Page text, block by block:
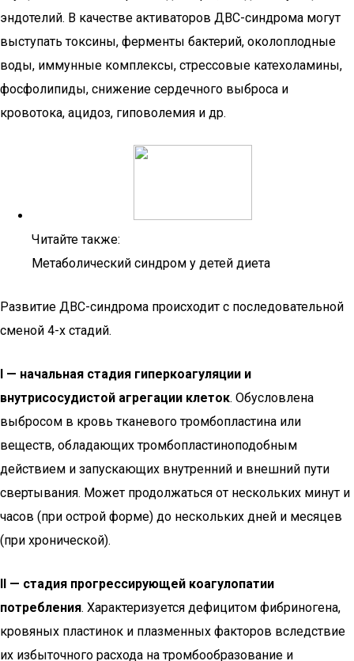
эндотелий. В качестве активаторов ДВС-синдрома могут
выступать токсины, ферменты бактерий, околоплодные
воды, иммунные комплексы, стрессовые катехоламины,
фосфолипиды, снижение сердечного выброса и
кровотока, ацидоз, гиповолемия и др.
Читайте также:
Метаболический синдром у детей диета
Развитие ДВС-синдрома происходит с последовательной
сменой 4-х стадий.
I — начальная стадия гиперкоагуляции и
внутрисосудистой агрегации клеток. Обусловлена
выбросом в кровь тканевого тромбопластина или
веществ, обладающих тромбопластиноподобным
действием и запускающих внутренний и внешний пути
свертывания. Может продолжаться от нескольких минут и
часов (при острой форме) до нескольких дней и месяцев
(при хронической).
II — стадия прогрессирующей коагулопатии
потребления. Характеризуется дефицитом фибриногена,
кровяных пластинок и плазменных факторов вследствие
их избыточного расхода на тромбообразование и